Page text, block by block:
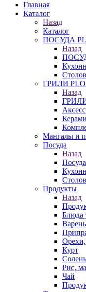
Главная
Каталог
Назад
Каталог
ПОСУДА
Назад
ГРИЛИ
Назад
Мангалы и
Посуда
Назад
Посуда
Продукты
Назад
Блюда
Орехи,
Курт
Рис,
Чай